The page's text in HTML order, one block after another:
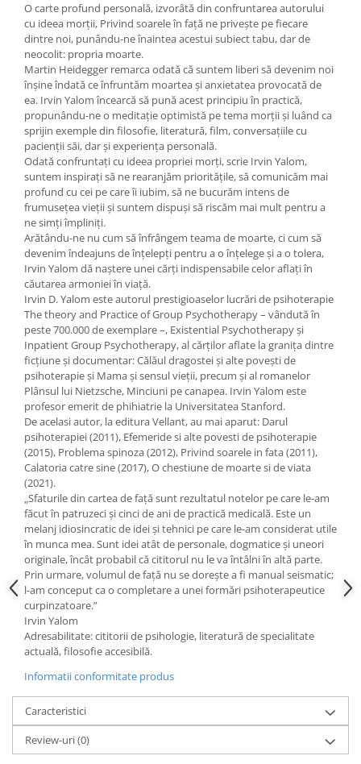
Editura Cartemma
Editura Casa
Editura Corint
Editura Frontiera
Editura Gama
Editura Kreativ
Editura Litera
Editura Lizuka Educativ
Editura Nemira
Editura Nomina
Editura Pandora M
Editura Portocala Albastră
Editura Scriptum
Editura Sophia
Editura Usborne
Editura Vellant
Editura Verba
O carte profund personală, izvorâtă din confruntarea autorului
cu ideea morţii, Privind soarele în faţă ne priveşte pe fiecare
dintre noi, punându-ne înaintea acestui subiect tabu, dar de
neocolit: propria moarte.
Martin Heidegger remarca odată că suntem liberi să devenim noi
înşine îndată ce înfruntăm moartea şi anxietatea provocată de
ea. Irvin Yalom încearcă să pună acest principiu în practică,
propunându-ne o meditaţie optimistă pe tema morţii şi luând ca
sprijin exemple din filosofie, literatură, film, conversaţiile cu
pacienţii săi, dar şi experienţa personală.
Odată confruntaţi cu ideea propriei morţi, scrie Irvin Yalom,
suntem inspiraţi să ne rearanjăm priorităţile, să comunicăm mai
profund cu cei pe care îi iubim, să ne bucurăm intens de
frumuseţea vieţii şi suntem dispuşi să riscăm mai mult pentru a
ne simţi împliniţi.
Arătându-ne nu cum să înfrângem teama de moarte, ci cum să
devenim îndeajuns de înţelepţi pentru a o înţelege şi a o tolera,
Irvin Yalom dă naştere unei cărţi indispensabile celor aflaţi în
căutarea armoniei în viaţă.
Irvin D. Yalom este autorul prestigioaselor lucrări de psihoterapie
The theory and Practice of Group Psychotherapy – vândută în
peste 700.000 de exemplare –, Existential Psychotherapy şi
Inpatient Group Psychotherapy, al cărţilor aflate la graniţa dintre
ficţiune şi documentar: Călăul dragostei şi alte poveşti de
psihoterapie şi Mama şi sensul vieţii, precum şi al romanelor
Plânsul lui Nietzsche, Minciuni pe canapea. Irvin Yalom este
profesor emerit de phihiatrie la Universitatea Stanford.
De acelasi autor, la editura Vellant, au mai aparut: Darul
psihoterapiei (2011), Efemeride si alte povesti de psihoterapie
(2015), Problema spinoza (2012), Privind soarele in fata (2011),
Calatoria catre sine (2017), O chestiune de moarte si de viata
(2021).
„Sfaturile din cartea de față sunt rezultatul notelor pe care le-am
făcut în patruzeci și cinci de ani de practică medicală. Este un
melanj idiosincratic de idei și tehnici pe care le-am considerat utile
în munca mea. Sunt idei atât de personale, dogmatice și uneori
originale, încât probabil că cititorul nu le va întâlni în altă parte.
Prin urmare, volumul de față nu se dorește a fi manual seismatic;
l-am conceput ca o completare a unei formări psihoterapeutice
curpinzatoare.”
Irvin Yalom
Adresabilitate: cititorii de psihologie, literatură de specialitate
actuală, filosofie accesibilă.
Informatii conformitate produs
Caracteristici
Review-uri(0)